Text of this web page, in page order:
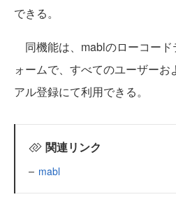
できる。
同機能は、mablのローコード
ォームで、すべてのユーザーお
アル登録にて利用できる。
関連リンク
mabl